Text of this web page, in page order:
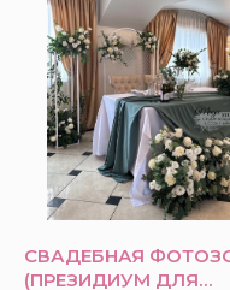
СВАДЕБНАЯ
(ПРЕЗИДИУМ ДЛЯ